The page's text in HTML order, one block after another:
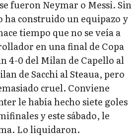
fueron Neymar o Messi. Sin
ha construido un equipazo y
tiempo que no se veía a
en una final de Copa
4-0 del Milan de Capello al
de Sacchi al Steaua, pero
cruel. Conviene
le había hecho siete goles
y este sábado, le
Lo liquidaron.